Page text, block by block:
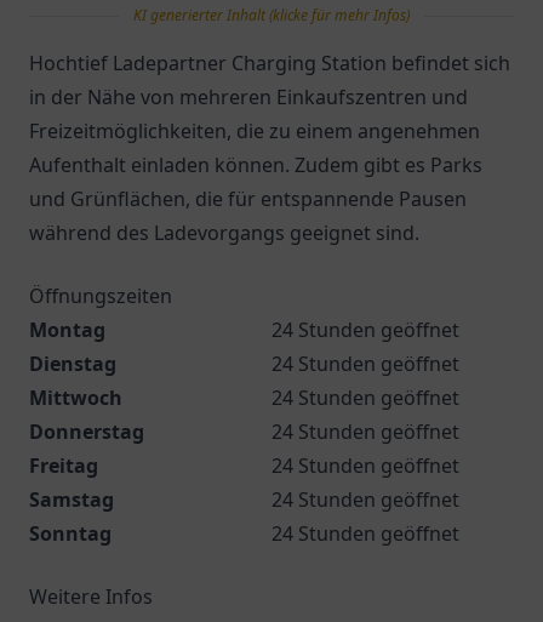
KI generierter Inhalt (klicke für mehr Infos)
Hochtief Ladepartner Charging Station befindet sich
in der Nähe von mehreren Einkaufszentren und
Freizeitmöglichkeiten, die zu einem angenehmen
Aufenthalt einladen können. Zudem gibt es Parks
und Grünflächen, die für entspannende Pausen
während des Ladevorgangs geeignet sind.
Öffnungszeiten
Montag
24 Stunden geöffnet
Dienstag
24 Stunden geöffnet
Mittwoch
24 Stunden geöffnet
Donnerstag
24 Stunden geöffnet
Freitag
24 Stunden geöffnet
Samstag
24 Stunden geöffnet
Sonntag
24 Stunden geöffnet
Weitere Infos